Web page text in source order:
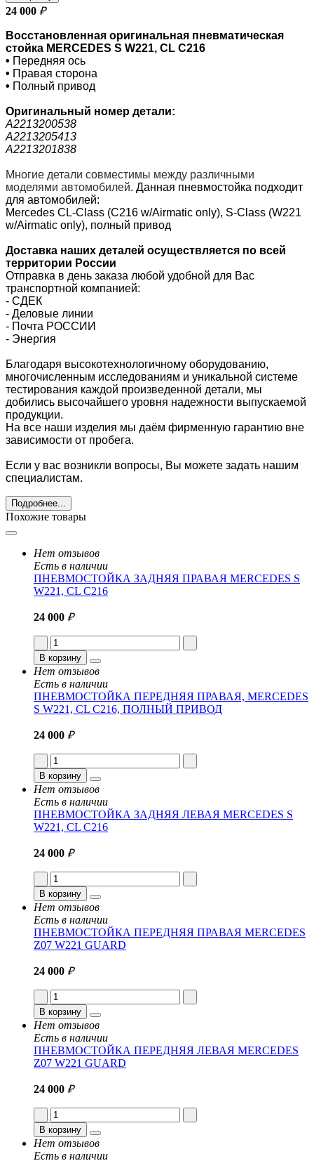
24 000 ₽
Восстановленная оригинальная пневматическая
стойка MERCEDES S W221, CL C216
• Передняя ось
• Правая сторона
• Полный привод
Оригинальный номер детали:
A2213200538
A2213205413
A2213201838
Многие детали совместимы между различными
моделями автомобилей. Данная пневмостойка подходит
для автомобилей:
Mercedes CL-Class (C216 w/Airmatic only), S-Class (W221
w/Airmatic only), полный привод
Доставка наших деталей осуществляется по всей
территории России
Отправка в день заказа любой удобной для Вас
транспортной компанией:
- СДЕК
- Деловые линии
- Почта РОССИИ
- Энергия
Благодаря высокотехнологичному оборудованию,
многочисленным исследованиям и уникальной системе
тестирования каждой произведенной детали, мы
добились высочайшего уровня надежности выпускаемой
продукции.
На все наши изделия мы даём фирменную гарантию вне
зависимости от пробега.
Если у вас возникли вопросы, Вы можете задать нашим
специалистам.
Подробнее...
Похожие товары
Нет отзывов
Есть в наличии
ПНЕВМОСТОЙКА ЗАДНЯЯ ПРАВАЯ MERCEDES S
W221, CL C216
24 000 ₽
В корзину
Нет отзывов
Есть в наличии
ПНЕВМОСТОЙКА ПЕРЕДНЯЯ ПРАВАЯ, MERCEDES
S W221, CL C216, ПОЛНЫЙ ПРИВОД
24 000 ₽
В корзину
Нет отзывов
Есть в наличии
ПНЕВМОСТОЙКА ЗАДНЯЯ ЛЕВАЯ MERCEDES S
W221, CL C216
24 000 ₽
В корзину
Нет отзывов
Есть в наличии
ПНЕВМОСТОЙКА ПЕРЕДНЯЯ ПРАВАЯ MERCEDES
Z07 W221 GUARD
24 000 ₽
В корзину
Нет отзывов
Есть в наличии
ПНЕВМОСТОЙКА ПЕРЕДНЯЯ ЛЕВАЯ MERCEDES
Z07 W221 GUARD
24 000 ₽
В корзину
Нет отзывов
Есть в наличии